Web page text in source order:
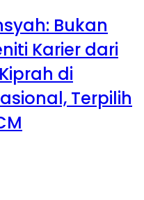
Bukan
Karier dari
di
Terpilih